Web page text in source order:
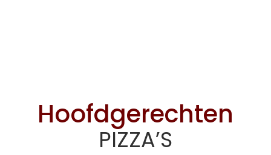
Hoofdgerechten
PIZZA’S